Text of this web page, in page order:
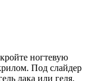
ногтевую
Под слайдер
лака или геля.